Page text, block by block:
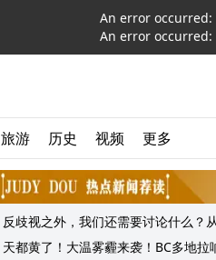
An error occurred:
An error occurred:
旅游 历史 视频 更多
反歧视之外，我们还需要讨论什么？
议会一项动议谈起
天都黄了！大温雾霾来袭！BC多地拉